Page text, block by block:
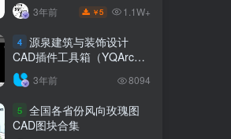
3年前 ￥5 1.1W+
4 源泉建筑与装饰设计
CAD插件工具箱（YQArch
6.7.4）
3年前 8094
5 全国各省份风向玫瑰图
CAD图块合集